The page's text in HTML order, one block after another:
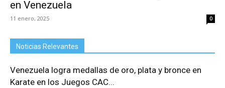
en Venezuela
11 enero, 2025 0
Noticias Relevantes
Venezuela logra medallas de oro, plata y bronce en
Karate en los Juegos CAC...